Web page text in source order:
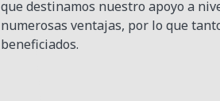
que destinamos nuestro apoyo a
numerosas ventajas, por lo que
beneficiados.